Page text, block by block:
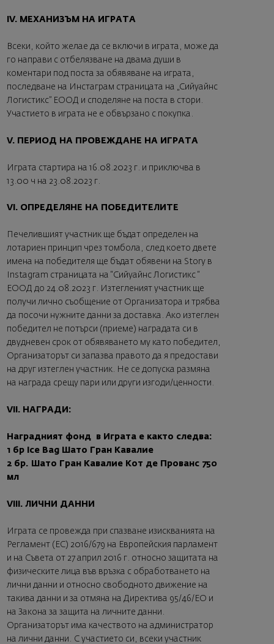
IV. МЕХАНИЗЪМ НА ИГРАТА
Всеки, който желае да се включи в играта, може да
го направи с отбелязване на двама души в
коментари под поста за обявяване на играта,
последване на Инстаграм страницата на „Сийуайнс
Логистикс” ЕООД и споделяне на поста в стори.
Участието в играта не е обвързано с покупка.
V. ПЕРИОД НА ПРОВЕЖДАНЕ НА ИГРАТА
Играта стартира на 16.08.2023 г. и приключва в
13.00 ч на 23.08.2023 г.
VI. ОПРЕДЕЛЯНЕ НА ПОБЕДИТЕЛИТЕ
Печелившият участник ще бъдат определен на
лотариен принцип чрез томбола, след което двете
имена на победителя ще бъдат обявени на Story в
Instagram страницата на “Сийуайнс Логистикс “
ЕООД до 24.08.2023 г. Изтегленият участник ще
получи лично съобщение от Организатора и трябва
да посочи нужните данни за доставка. Ако изтеглен
победител не потърси (приеме) наградата си в
двудневен срок от обявяването му като победител,
Организаторът си запазва правото да я предостави
на друг изтеглен участник. Не се допуска размяна
на награда срещу пари или други изгоди/ценности.
VII. НАГРАДИ:
Наградният фонд в Играта е както следва:
1 бр Ice Bag Шато Гран Кавалие
2 бр. Шато Гран Кавалие Кот де Прованс 750
мл
VIII. ЛИЧНИ ДАННИ
Играта се провежда при спазване изискванията на
Регламент (ЕС) 2016/679 на Европейския парламент
и на Съвета от 27 април 2016 г. относно защитата на
физическите лица във връзка с обработването на
лични данни и относно свободното движение на
такива данни и за отмяна на Директива 95/46/ЕО и
на Закона за защита на личните данни.
Организаторът има качеството на администратор
на лични данни. С участието си, всеки участник